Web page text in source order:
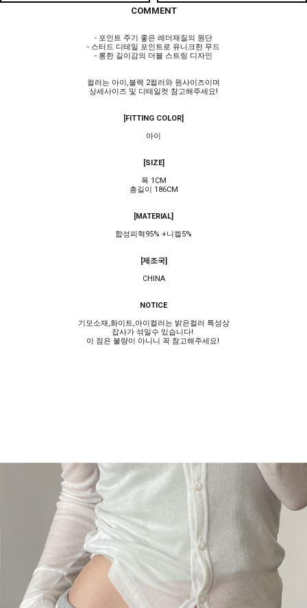
COMMENT
- 포인트 주기 좋은 레더재질의 원단
- 스터드 디테일 포인트로 유니크한 무드
- 롱한 길이감의 더블 스트링 디자인
컬러는 아이,블랙 2컬러와 원사이즈이며
상세사이즈 및 디테일컷 참고해주세요!
[FITTING COLOR]
아이
[SIZE]
폭 1CM
총길이 186CM
[MATERIAL]
합성피혁95% +니켈5%
[제조국]
CHINA
NOTICE
기모소재,화이트,아이컬러는 밝은컬러 특성상
잡사가 섞일수 있습니다!
이 점은 불량이 아니니 꼭 참고해주세요!